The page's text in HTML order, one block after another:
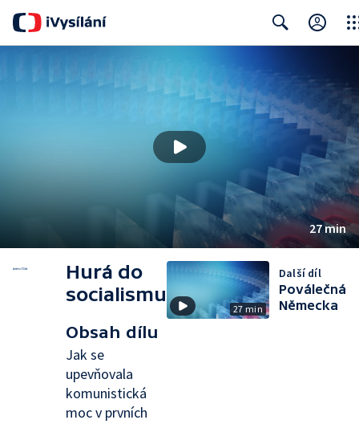
27 min
Hurá do
socialismu
Obsah dílu
Jak se
upevňovala
komunistická
moc v prvních
27 min
Další díl
Poválečná
Německa